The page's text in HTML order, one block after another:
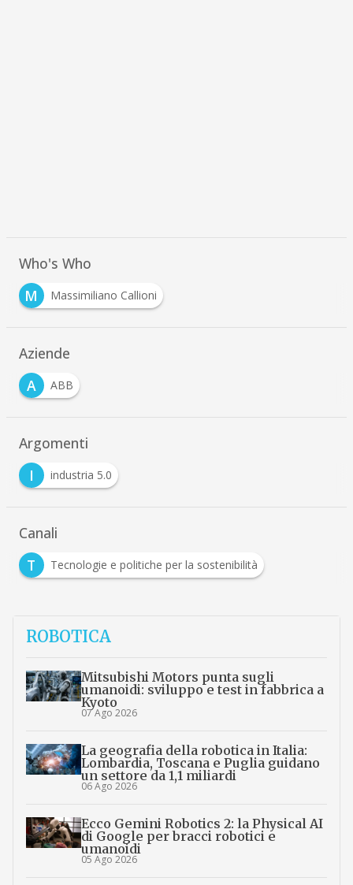
Who's Who
M
Massimiliano Callioni
Aziende
A
ABB
Argomenti
I
industria 5.0
Canali
T
Tecnologie e politiche per la sostenibilità
ROBOTICA
Mitsubishi Motors punta sugli
umanoidi: sviluppo e test in fabbrica a
Kyoto
07 Ago 2026
La geografia della robotica in Italia:
Lombardia, Toscana e Puglia guidano
un settore da 1,1 miliardi
06 Ago 2026
Ecco Gemini Robotics 2: la Physical AI
di Google per bracci robotici e
umanoidi
05 Ago 2026